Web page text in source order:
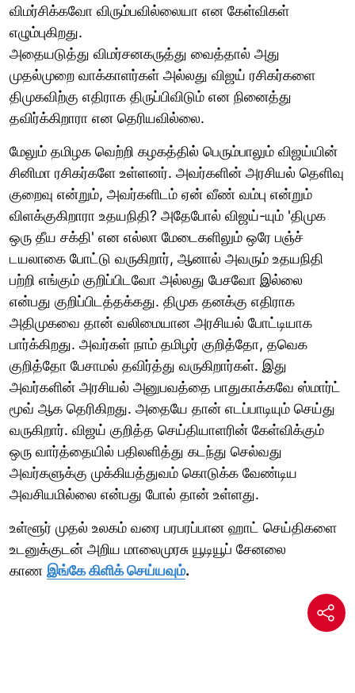
விமர்சிக்கவோ விரும்பவில்லையா என கேள்விகள்
எழும்புகிறது.
அதையடுத்து விமர்சனகருத்து வைத்தால் அது
முதல்முறை வாக்காளர்கள் அல்லது விஜய் ரசிகர்களை
திமுகவிற்கு எதிராக திருப்பிவிடும் என நினைத்து
தவிர்க்கிறாரா என தெரியவில்லை.
மேலும் தமிழக வெற்றி கழகத்தில் பெரும்பாலும் விஜய்யின்
சினிமா ரசிகர்களே உள்ளனர். அவர்களின் அரசியல் தெளிவு
குறைவு என்றும், அவர்களிடம் ஏன் வீண் வம்பு என்றும்
விளக்குகிறாரா உதயநிதி? அதேபோல் விஜய்-யும் 'திமுக
ஒரு தீய சக்தி' என எல்லா மேடைகளிலும் ஒரே பஞ்ச்
டயலாகை போட்டு வருகிறார், ஆனால் அவரும் உதயநிதி
பற்றி எங்கும் குறிப்பிடவோ அல்லது பேசவோ இல்லை
என்பது குறிப்பிடத்தக்கது. திமுக தனக்கு எதிராக
அதிமுகவை தான் வலிமையான அரசியல் போட்டியாக
பார்க்கிறது. அவர்கள் நாம் தமிழர் குறித்தோ, தவெக
குறித்தோ பேசாமல் தவிர்த்து வருகிறார்கள். இது
அவர்களின் அரசியல் அனுபவத்தை பாதுகாக்கவே ஸ்மார்ட்
மூவ் ஆக தெரிகிறது. அதையே தான் எடப்பாடியும் செய்து
வருகிறார். விஜய் குறித்த செய்தியாளரின் கேள்விக்கும்
ஒரு வார்த்தையில் பதிலளித்து கடந்து செல்வது
அவர்களுக்கு முக்கியத்துவம் கொடுக்க வேண்டிய
அவசியமில்லை என்பது போல் தான் உள்ளது.
உள்ளூர் முதல் உலகம் வரை பரபரப்பான ஹாட் செய்திகளை
உடனுக்குடன் அறிய மாலைமுரசு யூடியூப் சேனலை
காண இங்கே கிளிக் செய்யவும்.